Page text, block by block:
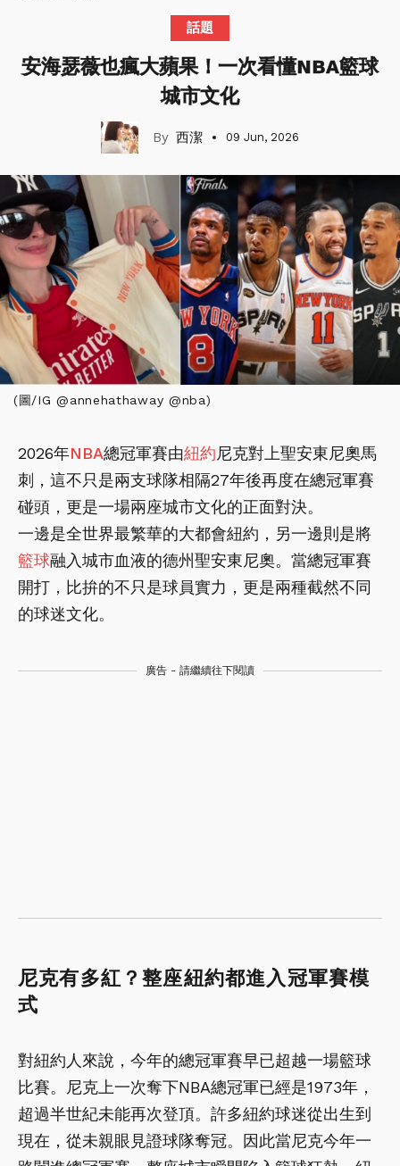
話題
安海瑟薇也瘋大蘋果！一次看懂NBA籃球
城市文化
西潔 09 Jun, 2026
(圖/IG @annehathaway @nba)
2026年NBA總冠軍賽由紐約尼克對上聖安東尼奧馬
刺，這不只是兩支球隊相隔27年後再度在總冠軍賽
碰頭，更是一場兩座城市文化的正面對決。
一邊是全世界最繁華的大都會紐約，另一邊則是將
籃球融入城市血液的德州聖安東尼奧。當總冠軍賽
開打，比拚的不只是球員實力，更是兩種截然不同
的球迷文化。
廣告 - 請繼續往下閱讀
尼克有多紅？整座紐約都進入冠軍賽模
式
對紐約人來說，今年的總冠軍賽早已超越一場籃球
比賽。尼克上一次奪下NBA總冠軍已經是1973年，
超過半世紀未能再次登頂。許多紐約球迷從出生到
現在，從未親眼見證球隊奪冠。因此當尼克今年一